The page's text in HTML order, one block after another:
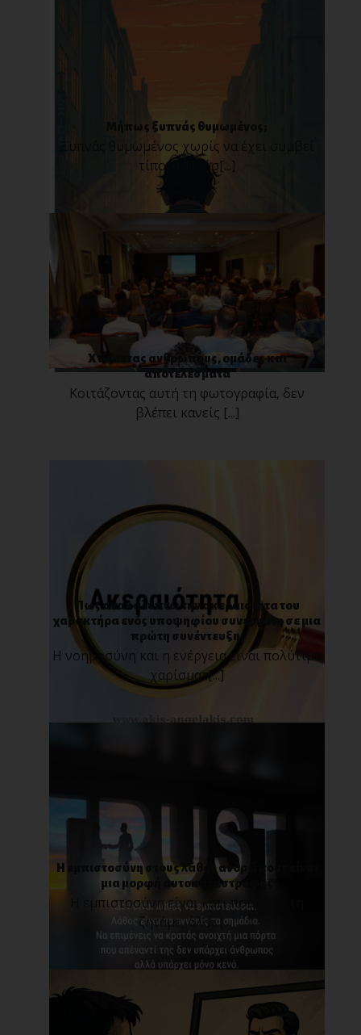
Μήπως ξυπνάς θυμωμένος;
Ξυπνάς θυμωμένος χωρίς να έχει συμβεί
τίποτα; Πρόσ[...]
Χτίζοντας ανθρώπους, ομάδες και
αποτελέσματα
Κοιτάζοντας αυτή τη φωτογραφία, δεν
βλέπει κανείς [...]
Πως ανακαλύπτω την ακεραιότητα του
χαρακτήρα ενός υποψηφίου συνεργάτη σε μια
πρώτη συνέντευξη;
Η νοημοσύνη και η ενέργεια είναι πολύτιμα
χαρίσματ[...]
Η εμπιστοσύνη στους λάθος ανθρώπους είναι
μια μορφή αυτοκαταστροφής
Η εμπιστοσύνη είναι κάτι που όλοι τη
ζητάμε, όλοι [...]